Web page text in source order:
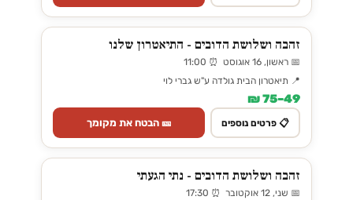
זהבה ושלושת הדובים - התיאטרון שלנו
📅 ראשון, 16 אוגוסט ⏰ 11:00
📍 תיאטרון הבית גולדה ע"ש גברי לוי
49–75 ₪
📋 פרטים נוספים 🎫 הבטח את מקומך
זהבה ושלושת הדובים - נתי הגעתי
📅 שני, 12 אוקטובר ⏰ 17:30